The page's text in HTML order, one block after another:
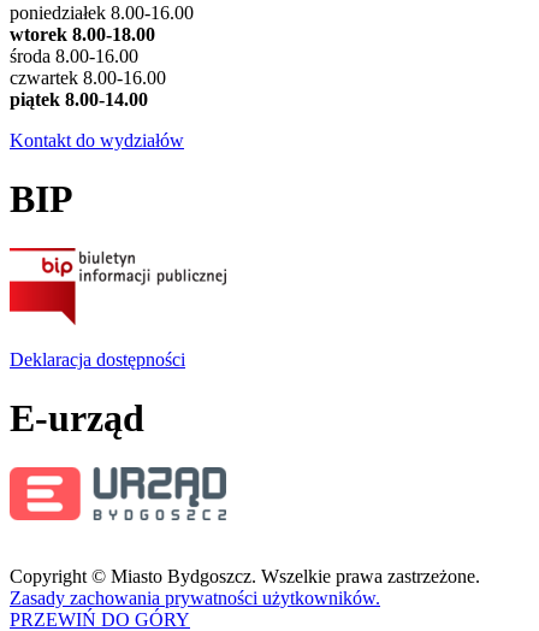
poniedziałek 8.00-16.00
wtorek 8.00-18.00
środa 8.00-16.00
czwartek 8.00-16.00
piątek 8.00-14.00
Kontakt do wydziałów
BIP
Deklaracja dostępności
E-urząd
Copyright © Miasto Bydgoszcz. Wszelkie prawa zastrzeżone.
Zasady zachowania prywatności użytkowników.
PRZEWIŃ DO GÓRY